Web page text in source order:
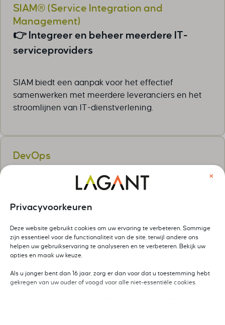
SIAM® (Service Integration and
Management)
👉 Integreer en beheer meerdere IT-
serviceproviders
SIAM biedt een aanpak voor het effectief
samenwerken met meerdere leveranciers en het
stroomlijnen van IT-dienstverlening.
DevOps
automatisering en continue levering van software
binnen IT-teams.
Dit zijn jouw verandergidsen
Privacyvoorkeuren
×
Deze website gebruikt cookies om uw ervaring te verbeteren. Sommige
zijn essentieel voor de functionaliteit van de site, terwijl andere ons
helpen uw gebruikservaring te analyseren en te verbeteren. Bekijk uw
opties en maak uw keuze.
Als u jonger bent dan 16 jaar, zorg er dan voor dat u toestemming hebt
gekregen van uw ouder of voogd voor alle niet-essentiële cookies.